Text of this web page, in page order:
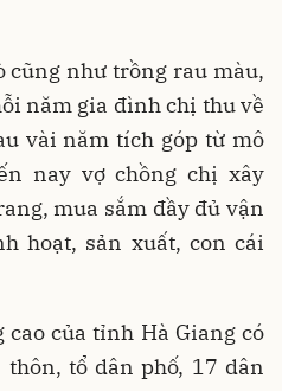
cũng như trồng rau màu,
năm gia đình chị thu về
vài năm tích góp từ mô
nay vợ chồng chị xây
mua sắm đầy đủ vận
hoạt, sản xuất, con cái
cao của tỉnh Hà Giang có
tổ dân phố, 17 dân